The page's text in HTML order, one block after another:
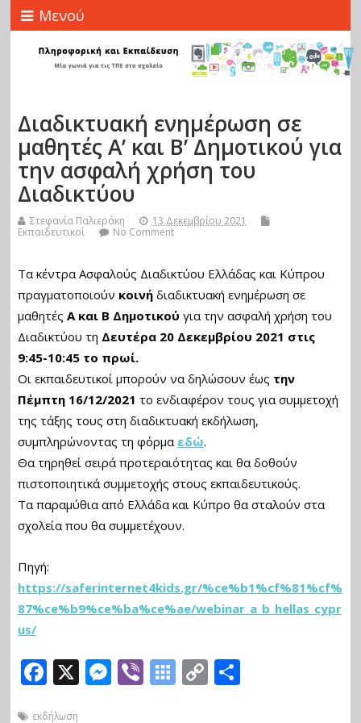
Μενού
Διαδικτυακή ενημέρωση σε
μαθητές Α’ και Β’ Δημοτικού για
την ασφαλή χρήση του
Διαδικτύου
Στεφανία Παλιεράκη
13 Δεκεμβρίου 2021
Εκπαιδευτικοί
No Comment
Τα κέντρα Ασφαλούς Διαδικτύου Ελλάδας και Κύπρου
πραγματοποιούν κοινήδιαδικτυακή ενημέρωση σε
μαθητές Α και Β Δημοτικού για την ασφαλή χρήση του
Διαδικτύου τη Δευτέρα 20 Δεκεμβρίου 2021 στις
9:45-10:45 το πρωί.
Οι εκπαιδευτικοί μπορούν να δηλώσουν έως την
Πέμπτη 16/12/2021 το ενδιαφέρον τους για συμμετοχή
της τάξης τους στη διαδικτυακή εκδήλωση,
συμπληρώνοντας τη φόρμαεδώ.
Θα τηρηθεί σειρά προτεραιότητας και θα δοθούν
πιστοποιητικά συμμετοχής στους εκπαιδευτικούς.
Τα παραμύθια από Ελλάδα και Κύπρο θα σταλούν στα
σχολεία που θα συμμετέχουν.
Πηγή:
https://saferinternet4kids.gr/%ce%b1%cf%81%cf%
87%ce%b9%ce%ba%ce%ae/webinar_a_b_hellas_cypr
us/
F X M Vi S C Μ
εκδήλωση